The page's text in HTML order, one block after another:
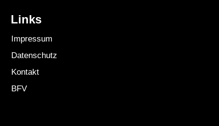
Links
Impressum
Datenschutz
Kontakt
BFV